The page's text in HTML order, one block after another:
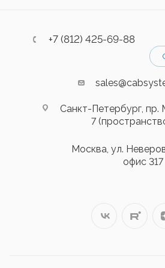
+7 (812) 425-69-88
Санкт-Петербург, пр.
7
Москва, ул.
офис 317